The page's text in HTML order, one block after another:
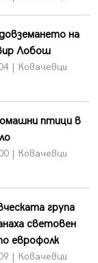
на
Лобош
| Ковачевци
птици в
| Ковачевци
група
световен
еврофолк
| Ковачевци